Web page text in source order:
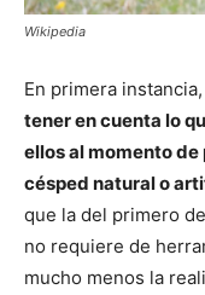
Wikipedia
En primera instancia,
tener en cuenta lo
ellos al momento
césped natural o
que la del primero
no requiere de
mucho menos la